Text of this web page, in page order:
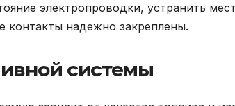
электропроводки, устранить
контакты надежно закреплены.
системы